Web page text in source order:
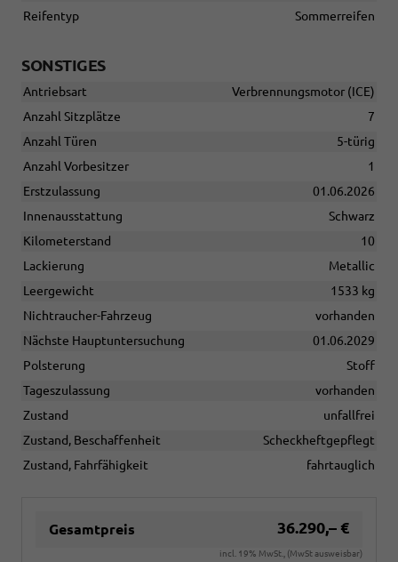
Reifentyp
Sommerreifen
SONSTIGES
Antriebsart
Verbrennungsmotor (ICE)
Anzahl Sitzplätze
7
Anzahl Türen
5-türig
Anzahl Vorbesitzer
1
Erstzulassung
01.06.2026
Innenausstattung
Schwarz
Kilometerstand
10
Lackierung
Metallic
Leergewicht
1533 kg
Nichtraucher-Fahrzeug
vorhanden
Nächste Hauptuntersuchung
01.06.2029
Polsterung
Stoff
Tageszulassung
vorhanden
Zustand
unfallfrei
Zustand, Beschaffenheit
Scheckheftgepflegt
Zustand, Fahrfähigkeit
fahrtauglich
Gesamtpreis 36.290,– €
incl. 19% MwSt., (MwSt ausweisbar)